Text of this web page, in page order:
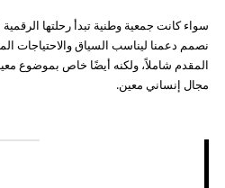
سواء كانت جمعية وطنية تبدأ رحلتها الرقمية
نصمم دعمنا ليناسب السياق والاحتياجات
المقدم شاملاً، ولكنه أيضًا خاص بموضوع
مجال إنساني معين.